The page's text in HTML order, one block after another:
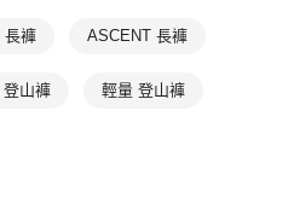
長褲 ASCENT 長褲
登山褲 輕量 登山褲